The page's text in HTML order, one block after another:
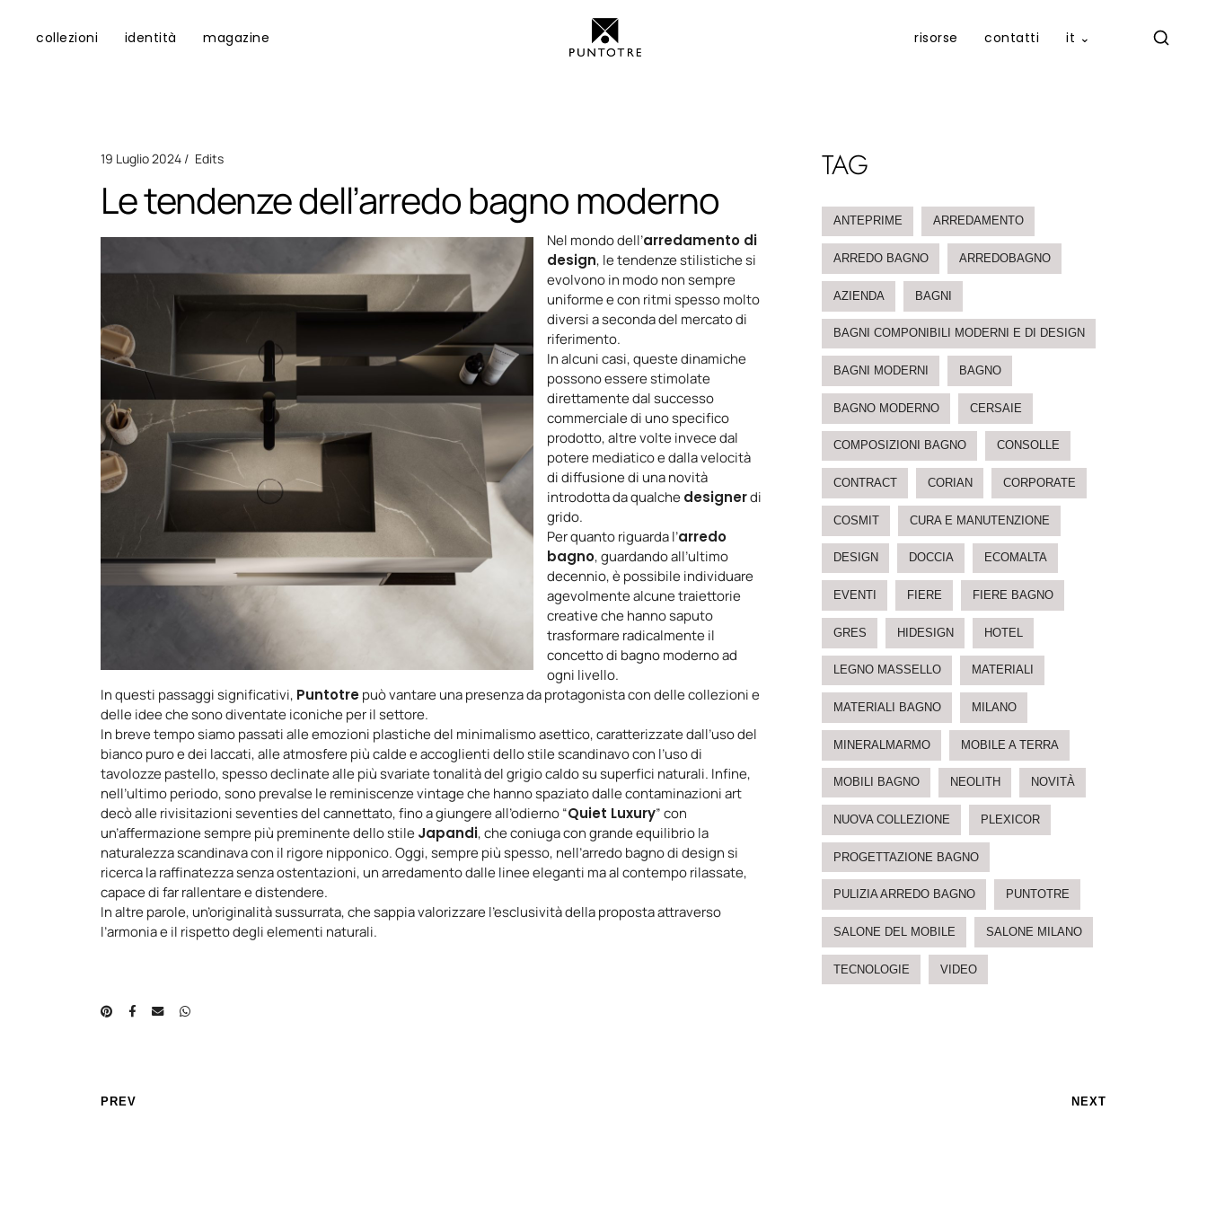
collezioni identità magazine risorse contatti it ⌄
19 Luglio 2024 Edits
Le tendenze dell’arredo bagno moderno
Nel mondo dell’arredamento di
design, le tendenze stilistiche si
evolvono in modo non sempre
uniforme e con ritmi spesso molto
diversi a seconda del mercato di
riferimento.
In alcuni casi, queste dinamiche
possono essere stimolate
direttamente dal successo
commerciale di uno specifico
prodotto, altre volte invece dal
potere mediatico e dalla velocità
di diffusione di una novità
introdotta da qualchedesignerdi
grido.
Per quanto riguarda l’arredo
bagno, guardando all’ultimo
decennio, è possibile individuare
agevolmente alcune traiettorie
creative che hanno saputo
trasformare radicalmente il
concetto di bagno moderno ad
ogni livello.
In questi passaggi significativi, Puntotrepuò vantare una presenza da protagonista con delle collezioni e
delle idee che sono diventate iconiche per il settore.
In breve tempo siamo passati alle emozioni plastiche del minimalismo asettico, caratterizzate dall’uso del
bianco puro e dei laccati, alle atmosfere più calde e accoglienti dello stile scandinavo con l’uso di
tavolozze pastello, spesso declinate alle più svariate tonalità del grigio caldo su superfici naturali. Infine,
nell’ultimo periodo, sono prevalse le reminiscenze vintage che hanno spaziato dalle contaminazioni art
decò alle rivisitazioni seventies del cannettato, fino a giungere all’odierno “Quiet Luxury” con
un’affermazione sempre più preminente dello stileJapandi, che coniuga con grande equilibrio la
naturalezza scandinava con il rigore nipponico. Oggi, sempre più spesso, nell’arredo bagno di design si
ricerca la raffinatezza senza ostentazioni, un arredamento dalle linee eleganti ma al contempo rilassate,
capace di far rallentare e distendere.
In altre parole, un’originalità sussurrata, che sappia valorizzare l’esclusività della proposta attraverso
l’armonia e il rispetto degli elementi naturali.
TAG
ANTEPRIME ARREDAMENTO
ARREDO BAGNO ARREDOBAGNO
AZIENDA BAGNI
BAGNI COMPONIBILI MODERNI E DI DESIGN
BAGNI MODERNI BAGNO
BAGNO MODERNO CERSAIE
COMPOSIZIONI BAGNO CONSOLLE
CONTRACT CORIAN CORPORATE
COSMIT CURA E MANUTENZIONE
DESIGN DOCCIA ECOMALTA
EVENTI FIERE FIERE BAGNO
GRES HIDESIGN HOTEL
LEGNO MASSELLO MATERIALI
MATERIALI BAGNO MILANO
MINERALMARMO MOBILE A TERRA
MOBILI BAGNO NEOLITH NOVITÀ
NUOVA COLLEZIONE PLEXICOR
PROGETTAZIONE BAGNO
PULIZIA ARREDO BAGNO PUNTOTRE
SALONE DEL MOBILE SALONE MILANO
TECNOLOGIE VIDEO
PREV NEXT